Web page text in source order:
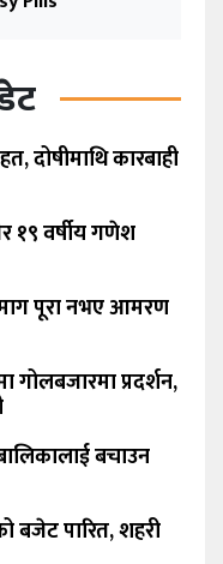
दोषीमाथि कारबाही
१९ वर्षीय गणेश
माग पूरा नभए आमरण
गोलबजारमा प्रदर्शन,
बचाउन
बजेट पारित, शहरी